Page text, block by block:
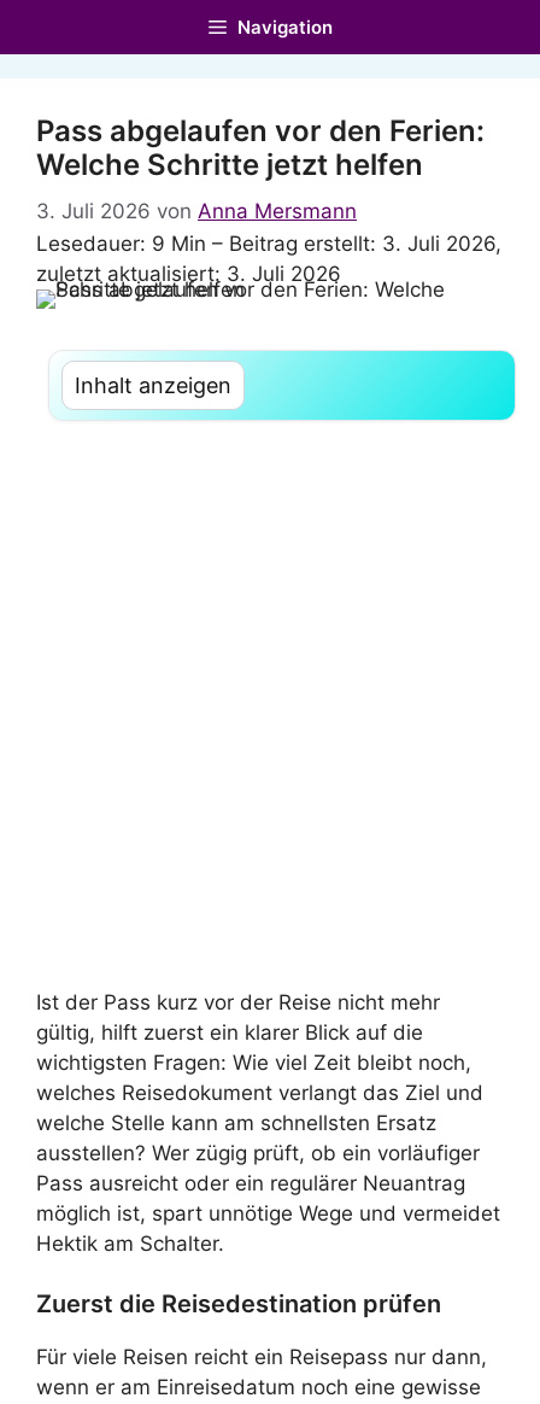
Navigation
Pass abgelaufen vor den Ferien:
Welche Schritte jetzt helfen
3. Juli 2026 von Anna Mersmann
Lesedauer: 9 Min – Beitrag erstellt: 3. Juli 2026,
zuletzt aktualisiert: 3. Juli 2026
Inhalt anzeigen
Ist der Pass kurz vor der Reise nicht mehr
gültig, hilft zuerst ein klarer Blick auf die
wichtigsten Fragen: Wie viel Zeit bleibt noch,
welches Reisedokument verlangt das Ziel und
welche Stelle kann am schnellsten Ersatz
ausstellen? Wer zügig prüft, ob ein vorläufiger
Pass ausreicht oder ein regulärer Neuantrag
möglich ist, spart unnötige Wege und vermeidet
Hektik am Schalter.
Zuerst die Reisedestination prüfen
Für viele Reisen reicht ein Reisepass nur dann,
wenn er am Einreisedatum noch eine gewisse